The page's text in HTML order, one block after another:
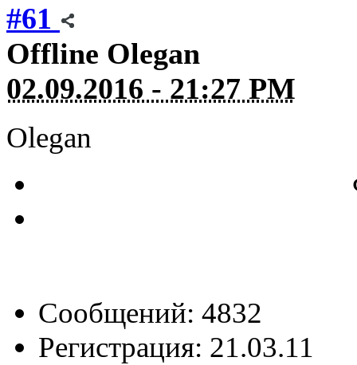
#61
Offline Olegan
02.09.2016 - 21:27 PM
Olegan
Сообщений: 4832
Регистрация: 21.03.11